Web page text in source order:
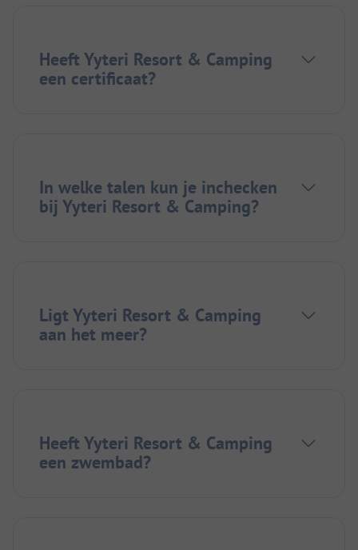
Heeft Yyteri Resort & Camping
een certificaat?
In welke talen kun je inchecken
bij Yyteri Resort & Camping?
Ligt Yyteri Resort & Camping
aan het meer?
Heeft Yyteri Resort & Camping
een zwembad?